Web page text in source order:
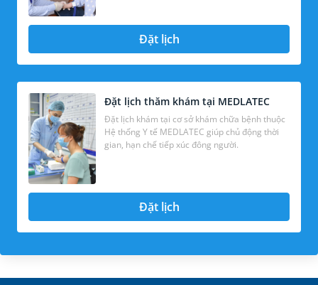
Đặt lịch
Đặt lịch thăm khám tại MEDLATEC
Đặt lịch khám tại cơ sở khám chữa bệnh thuộc
Hệ thống Y tế MEDLATEC giúp chủ động thời
gian, hạn chế tiếp xúc đông người.
Đặt lịch